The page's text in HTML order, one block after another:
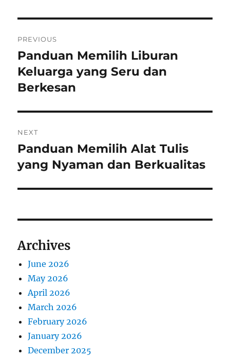
navigation
PREVIOUS
Previous
post:
Panduan Memilih Liburan
Keluarga yang Seru dan
Berkesan
NEXT
Next
post:
Panduan Memilih Alat Tulis
yang Nyaman dan Berkualitas
Archives
June 2026
May 2026
April 2026
March 2026
February 2026
January 2026
December 2025